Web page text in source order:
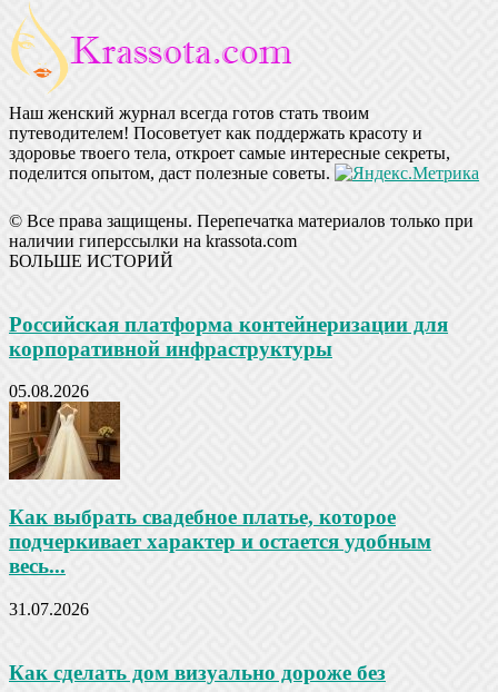
Наш женский журнал всегда готов стать твоим
путеводителем! Посоветует как поддержать красоту и
здоровье твоего тела, откроет самые интересные секреты,
поделится опытом, даст полезные советы.
© Все права защищены. Перепечатка материалов только при
наличии гиперссылки на krassota.com
БОЛЬШЕ ИСТОРИЙ
Российская платформа контейнеризации для
корпоративной инфраструктуры
05.08.2026
Как выбрать свадебное платье, которое
подчеркивает характер и остается удобным
весь...
31.07.2026
Как сделать дом визуально дороже без